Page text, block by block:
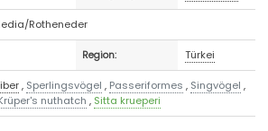
Rotheneder
Region: Türkei
, Sperlingsvögel , Passeriformes , Singvögel ,
nuthatch , Sitta krueperi